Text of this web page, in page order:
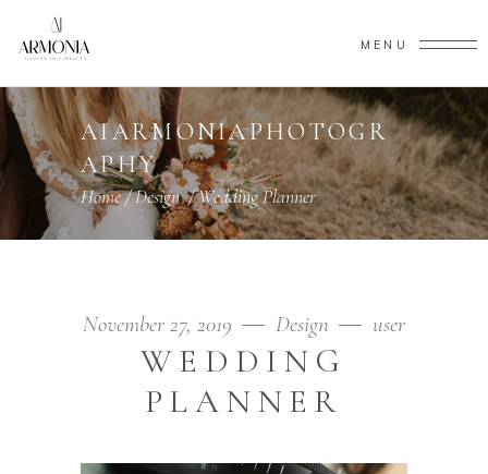
MENU
AIARMONIAPHOTOGR
APHY
Home/Design/Wedding Planner
November 27, 2019 Design user
WEDDING
PLANNER